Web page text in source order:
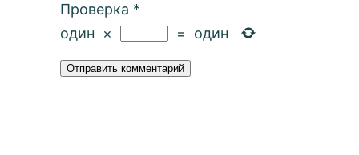
Проверка *
один
× = один